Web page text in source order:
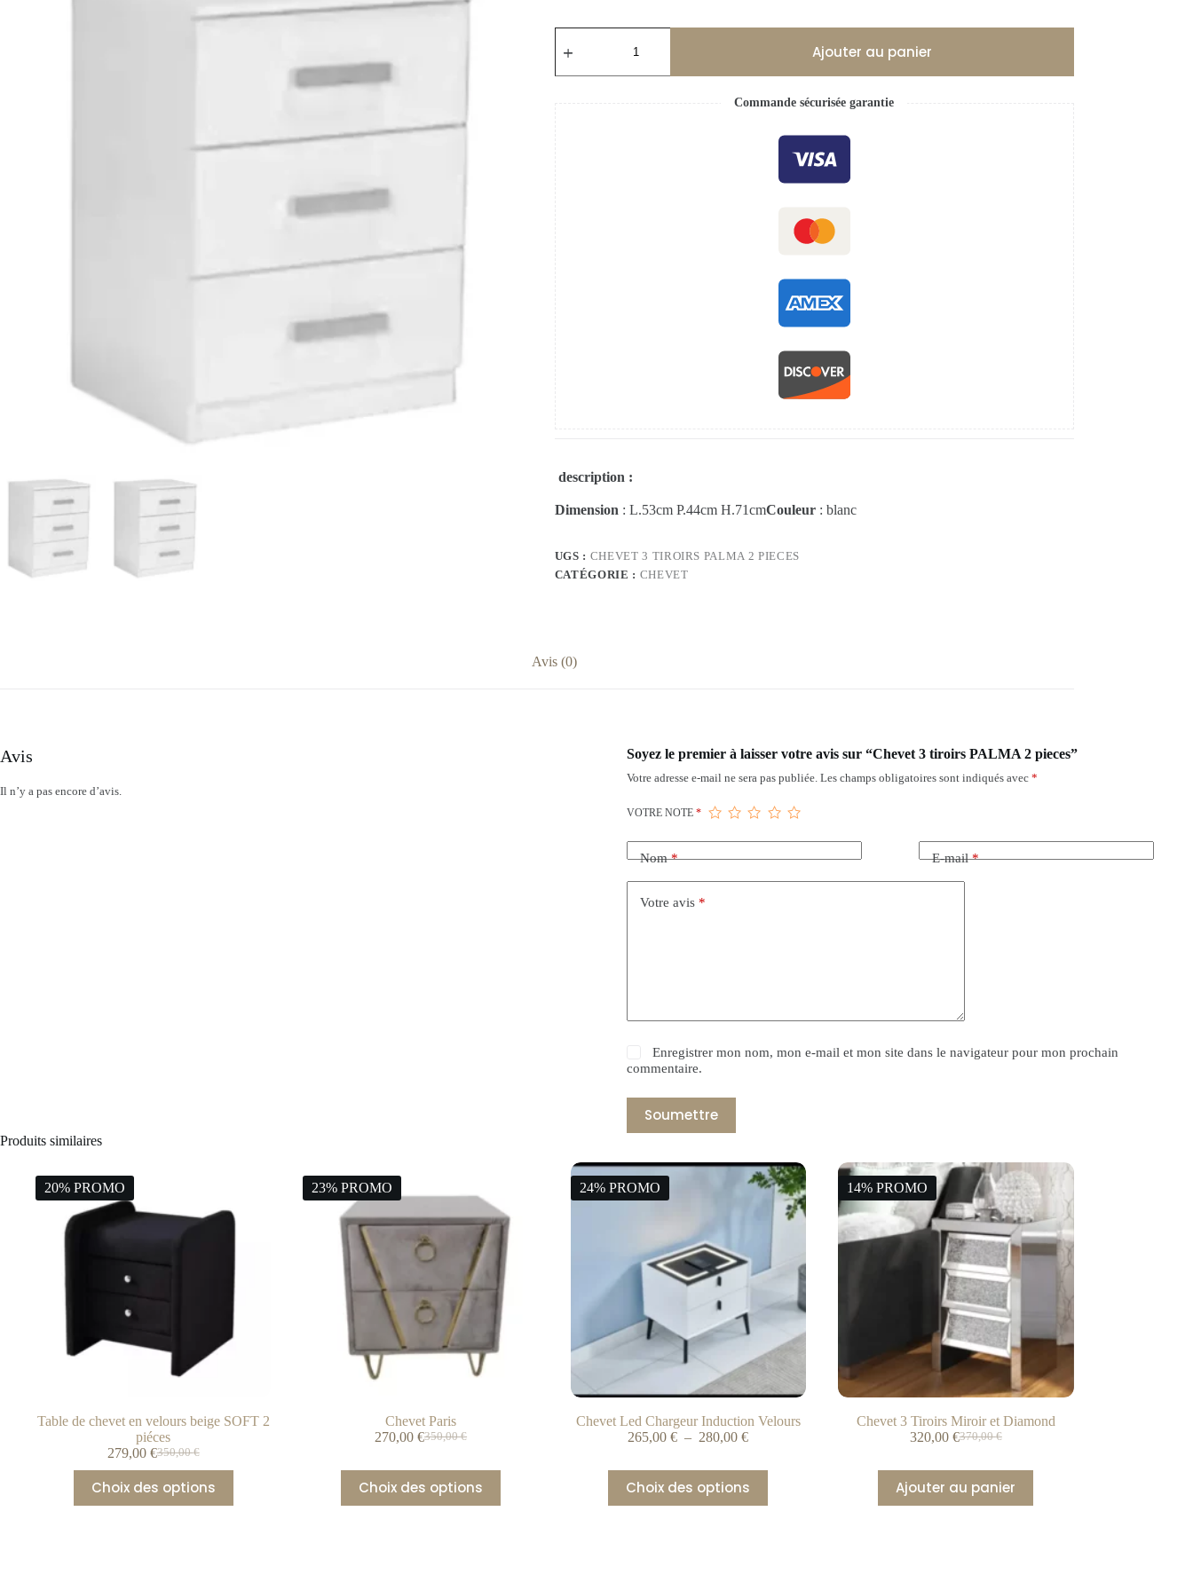
Ajouter au panier
Commande sécurisée garantie
description :
Dimension : L.53cm P.44cm H.71cmCouleur: blanc
UGS : CHEVET 3 TIROIRS PALMA 2 PIECES
CATÉGORIE : CHEVET
Avis (0)
Avis
Il n’y a pas encore d’avis.
Soyez le premier à laisser votre avis sur “Chevet 3 tiroirs PALMA 2 pieces”
Votre adresse e-mail ne sera pas publiée. Les champs obligatoires sont indiqués avec *
VOTRE NOTE *
Nom* E-mail*
Votre avis *
Enregistrer mon nom, mon e-mail et mon site dans le navigateur pour mon prochain
commentaire.
Soumettre
Produits similaires
20% PROMO
Table de chevet en velours beige SOFT 2
piéces
350,00€
279,00 €
Choix des options
23% PROMO
Chevet Paris
350,00€
270,00€
Choix des options
24% PROMO
Chevet Led Chargeur Induction Velours
265,00€ – 280,00€
Choix des options
14% PROMO
Chevet 3 Tiroirs Miroir et Diamond
370,00€
320,00 €
Ajouter au panier